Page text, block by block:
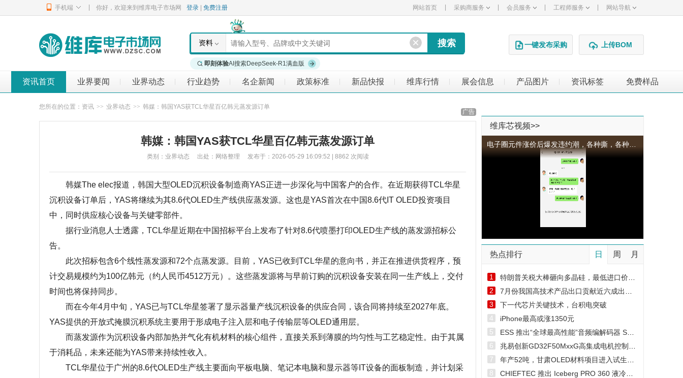
手机端 你好，欢迎来到维库电子市场网 登录 免费注册 网站首页 采购商服务 会员服务 工程师服务 网站导航
资料
即刻体验AI搜索DeepSeek-R1满血版
一键发布采购 上传BOM
资讯首页 业界要闻 业界动态 行业趋势 名企新闻 政策标准 新品快报 维库行情 展会信息 产品图片 资讯标签 免费样品
您所在的位置： 资讯 >> 业界动态 >> 韩媒：韩国YAS获TCL华星百亿韩元蒸发源订单
广告
韩媒：韩国YAS获TCL华星百亿韩元蒸发源订单
类别：业界动态 出处：网络整理 发布于：2026-05-29 16:09:52 | 8862 次阅读
韩媒The elec报道，韩国大型OLED沉积设备制造商YAS正进一步深化与中国客户的合作。在近期获得TCL华星
沉积设备订单后，YAS将继续为其8.6代OLED生产线供应蒸发源。这也是YAS首次在中国8.6代IT OLED投资项目
中，同时供应核心设备与关键零部件。
据行业消息人士透露，TCL华星近期在中国招标平台上发布了针对8.6代喷墨打印OLED生产线的蒸发源招标公
告。
此次招标包含6个线性蒸发源和72个点蒸发源。目前，YAS已收到TCL华星的意向书，并正在推进供货程序，预
计交易规模约为100亿韩元（约人民币4512万元）。这些蒸发源将与早前订购的沉积设备安装在同一生产线上，交付
时间也将保持同步。
而在今年4月中旬，YAS已与TCL华星签署了显示器量产线沉积设备的供应合同，该合同将持续至2027年底。
YAS提供的开放式掩膜沉积系统主要用于形成电子注入层和电子传输层等OLED通用层。
而蒸发源作为沉积设备内部加热并气化有机材料的核心组件，直接关系到薄膜的均匀性与工艺稳定性。由于其属
于消耗品，未来还能为YAS带来持续性收入。
TCL华星位于广州的8.6代OLED生产线主要面向平板电脑、笔记本电脑和显示器等IT设备的面板制造，并计划采
维库芯视频>>
热点排行 日 周 月
1
特朗普关税大棒砸向多晶硅，最低进口价+15%关税
2
7月份我国高技术产品出口贡献近六成出口增量
3
下一代芯片关键技术，台积电突破
4
iPhone最高或涨1350元
5
ESS 推出“全球最高性能”音频编解码器 SABRE ES9292PRO
6
兆易创新GD32F50MxxG高集成电机控制MCU发布，赋能人形机器人关节驱动革新
7
年产52吨，甘肃OLED材料项目进入试生产阶段
8
CHIEFTEC 推出 Iceberg PRO 360 液冷，集成 VRM 风扇